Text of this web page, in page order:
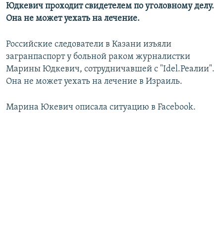
Юдкевич проходит свидетелем по уголовному делу.
Она не может уехать на лечение.
Российские следователи в Казани изъяли
загранпаспорт у больной раком журналистки
Марины Юдкевич, сотрудничавшей с "Idel.Реалии".
Она не может уехать на лечение в Израиль.
Марина Юкевич описала ситуацию в Facebook.